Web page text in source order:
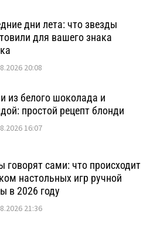
дни лета: что звезды
для вашего знака
20:08
из белого шоколада и
простой рецепт блонди
16:07
говорят сами: что происходит
настольных игр ручной
в 2026 году
21:36